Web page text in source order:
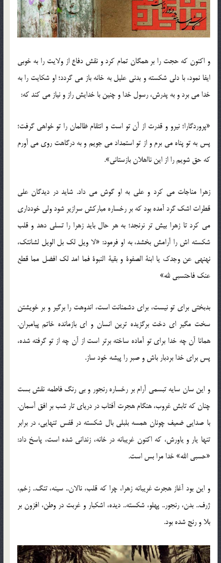
و اکنون که حجت را بر همگان تمام کرد و نقش دفاع از ولایت را به خوبی
ایفا نمود، با دلی شکسته و بدنی علیل به خانه باز می گردد؛ او شکایت را به
خدا می برد و به پدرش، رسول خدا و چنین با خدایش راز و نیاز می کند که:
«پروردگارا؛ نیرو و قدرت از آن تو است و انتقام ظالمان را تو خواهی گرفت؛
پس به تو پناه می برم و از تو استمداد می جویم و به درگاهت روی می آورم
که حق شویم را از این نااهلان بازستانی».
زهرا مناجات می کرد و علی به او گوش می داد. شاید در دیدگان علی
قطرات اشک گرد آمده بود که بر رخساره مبارکش سرازیر شود ولی خودداری
می کرد تا زهرا بیش تر نرنجد؛ به هر حال باید زهرا را تسلی دهد و قلب
شکسته اش را آرامش بخشد، به او فرمود: «لا ویل لک بل الویل لشانئک،
نهنهی عن وجدک یا ابنة الصفوة و بقیة النبوة فما امد لک افضل مما قطع
عنک فاحتسبی لله»
بدبختی برای تو نیست، برای دشمنانت است، اندوهت را برگیر و بر خویشتن
سخت مگیر ای دخت برگزیده ترین انسان و ای بازمانده خاتم پیامبران.
همانا آن چه خدا برای تو آماده ساخته برتر است از آن چه از تو گرفته شده،
پس برای خدا بردبار باش و صبر را پیشه خود ساز.
و این سان سایه تبسمی آرام بر رخساره رنجور و بی رنگ فاطمه نقش بست
چنان که تابش غروب، هنگام هجرت آفتاب در دریای تار شب بر افق آسمان.
با صدایی ضعیف چونان همسه بلبلی بال شکسته در قفس تنهایی، در برابر
تنها یار و یاورش، که اکنون غریبانه در خانه، زندانی شده است، پاسخ داد:
«حسبی الله» خدا مرا بس است.
و این بود آغاز هجرت غریبانه زهرا، چرا که قلب، نالان.. سینه، تنگ.. زخم،
ژرف.. بدن، رنجور.. پهلو، شکسته.. دیده، اشکبار و غربت در وطن، افزون بر
بلا و رنج شده بود.